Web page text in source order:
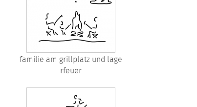
familie am grillplatz und lage
rfeuer